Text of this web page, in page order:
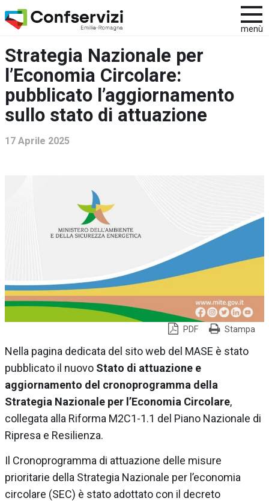
menù
Strategia Nazionale per
l’Economia Circolare:
pubblicato l’aggiornamento
sullo stato di attuazione
17 Aprile 2025
PDF Stampa
Nella pagina dedicata del sito web del MASE è stato
pubblicato il nuovo Stato di attuazione e
aggiornamento del cronoprogramma della
Strategia Nazionale per l’Economia Circolare,
collegata alla Riforma M2C1-1.1 del Piano Nazionale di
Ripresa e Resilienza.
Il Cronoprogramma di attuazione delle misure
prioritarie della Strategia Nazionale per l’economia
circolare (SEC) è stato adottato con il decreto